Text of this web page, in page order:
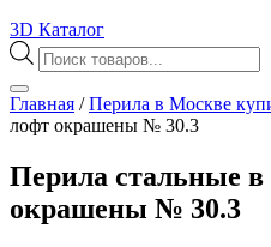
3D Каталог
Поиск
товаров
Главная /Перила в Москве
лофт окрашены № 30.3
Перила стальные в
окрашены № 30.3